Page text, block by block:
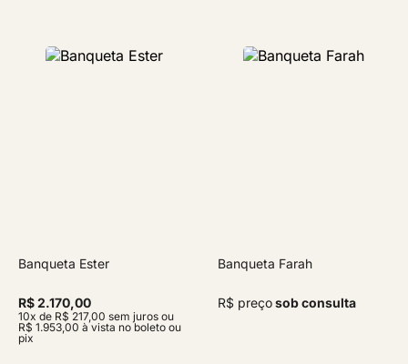
Banqueta Ester
R$ 2.170,00
10x de R$ 217,00 sem juros ou
R$ 1.953,00 à vista no boleto ou
pix
Banqueta Farah
R$ preçosob consulta